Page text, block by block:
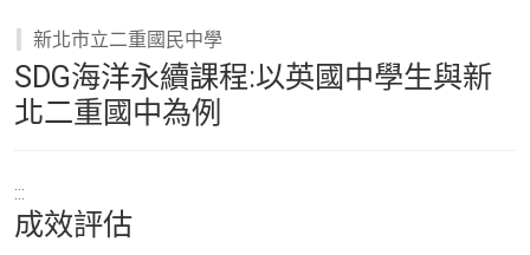
新北市立二重國民中學
SDG海洋永續課程:以英國中學生與新
北二重國中為例
:::
成效評估